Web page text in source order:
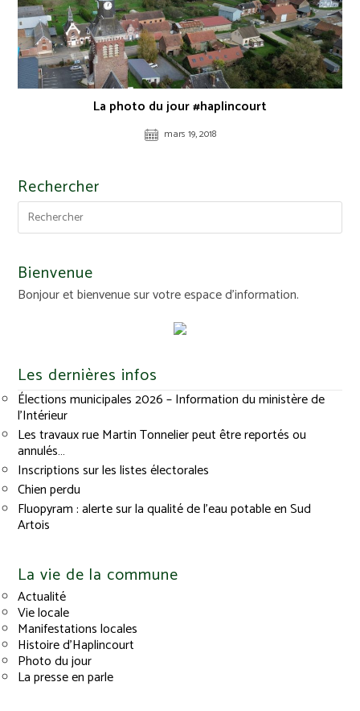
La photo du jour #haplincourt
mars 19, 2018
Rechercher
Bienvenue
Bonjour et bienvenue sur votre espace d'information.
Les dernières infos
Élections municipales 2026 – Information du ministère de
l’Intérieur
Les travaux rue Martin Tonnelier peut être reportés ou
annulés…
Inscriptions sur les listes électorales
Chien perdu
Fluopyram : alerte sur la qualité de l’eau potable en Sud
Artois
La vie de la commune
Actualité
Vie locale
Manifestations locales
Histoire d’Haplincourt
Photo du jour
La presse en parle